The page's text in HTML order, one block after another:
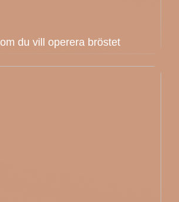
du vill operera bröstet